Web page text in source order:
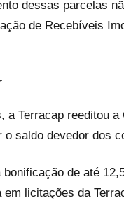
dessas parcelas
de Recebíveis
Terracap reeditou
saldo devedor dos
de até
licitações da